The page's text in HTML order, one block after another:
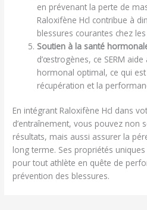
en prévenant la perte de
Raloxifène Hcl contribue à
blessures courantes chez
Soutien à la santé
d’œstrogènes, ce SERM
hormonal optimal, ce qui
récupération et la
En intégrant Raloxifène Hcl dans
d’entraînement, vous pouvez non
résultats, mais aussi assurer la
long terme. Ses propriétés
pour tout athlète en quête de
prévention des blessures.